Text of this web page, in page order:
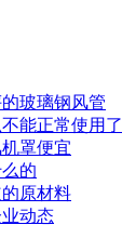
玻璃钢风管
能正常使用了
罩便宜
的
原材料
动态